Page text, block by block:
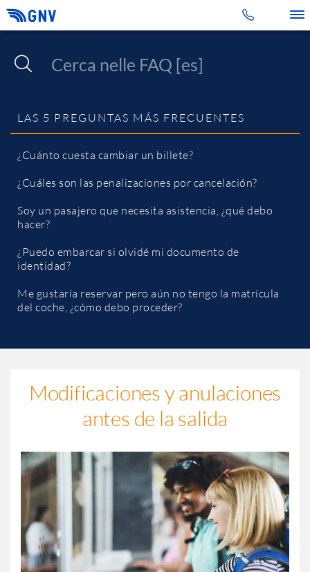
LAS 5 PREGUNTAS MÁS FRECUENTES
¿Cuánto cuesta cambiar un billete?
¿Cuáles son las penalizaciones por cancelación?
Soy un pasajero que necesita asistencia, ¿qué debo
hacer?
¿Puedo embarcar si olvidé mi documento de
identidad?
Me gustaría reservar pero aún no tengo la matrícula
del coche, ¿cómo debo proceder?
Modificaciones y anulaciones
antes de la salida